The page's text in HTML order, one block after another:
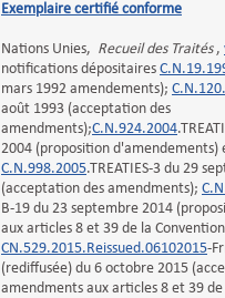
Exemplaire certifié conforme
Nations Unies, Recueil des Traités,
notifications dépositaires
mars 1992 amendements);
août 1993 (acceptation des
amendments);C.N.924.2004
2004 (proposition d'amendements)
C.N.998.2005.TREATIES-3 du 29
(acceptation des amendments);
B-19 du 23 septembre 2014
aux articles 8 et 39 de la
CN.529.2015.Reissued.06102015-
(rediffusée) du 6 octobre 2015
amendments aux articles 8 et 39